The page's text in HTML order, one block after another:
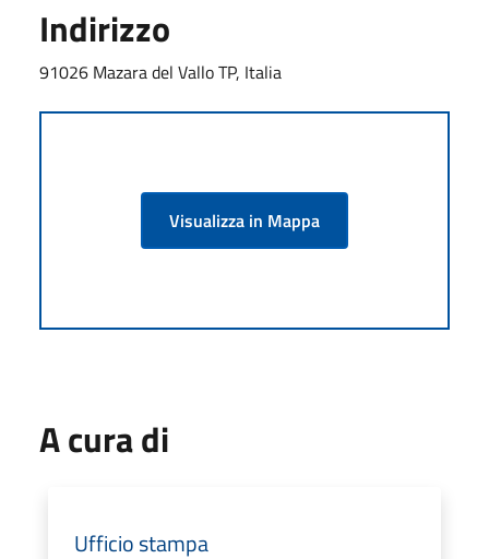
Indirizzo
91026 Mazara del Vallo TP, Italia
Visualizza in Mappa
A cura di
Ufficio stampa